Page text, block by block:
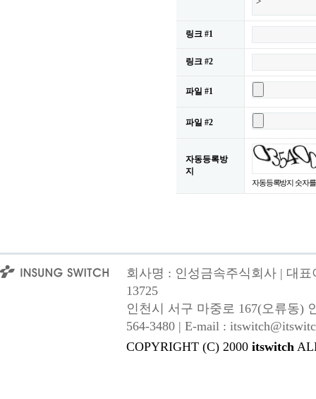
링크 #1
링크 #2
파일 #1
파일 #2
자동등록방
지
자동등록방지 숫자
회사명 : 인성금속주식회사 | 대
13725
인천시 서구 마중로 167(오류동)
564-3480 | E-mail :
COPYRIGHT (C) 2000 itswitch